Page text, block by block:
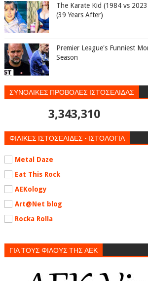
The Karate Kid (1984 vs
(39 Years After)
Premier League's Funniest
Season
ΣΥΝΟΛΙΚΕΣ ΠΡΟΒΟΛΕΣ ΙΣΤΟΣΕΛΙΔΑΣ
3,343,310
ΦΙΛΙΚΕΣ ΙΣΤΟΣΕΛΙΔΕΣ - ΙΣΤΟΛΟΓΙΑ
Metal Daze
Eat This Rock
AEKology
Art@Net blog
Rocka Rolla
ΓΙΑ ΤΟΥΣ ΦΙΛΟΥΣ ΤΗΣ ΑΕΚ